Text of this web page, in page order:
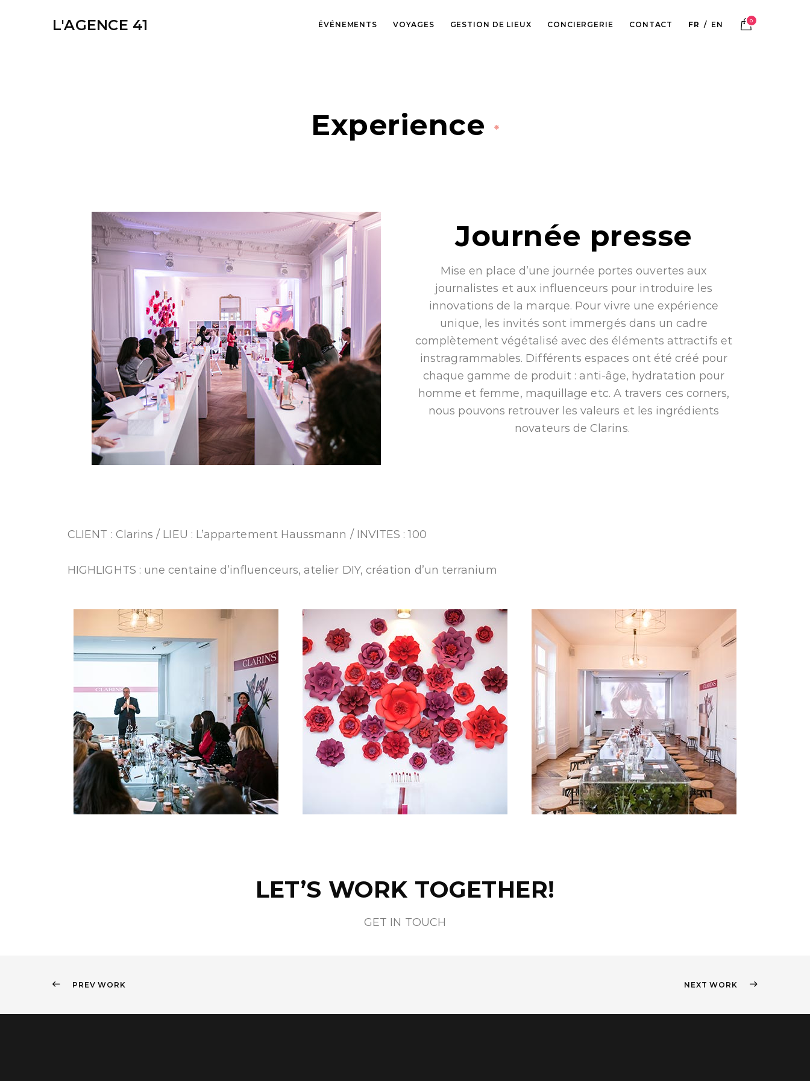
L'AGENCE 41 ÉVÉNEMENTS VOYAGES GESTION DE LIEUX CONCIERGERIE CONTACT FR EN 0
Experience
Journée presse
Mise en place d’une journée portes ouvertes aux
journalistes et aux influenceurs pour introduire les
innovations de la marque. Pour vivre une expérience
unique, les invités sont immergés dans un cadre
complètement végétalisé avec des éléments attractifs et
instragrammables. Différents espaces ont été créé pour
chaque gamme de produit : anti-âge, hydratation pour
homme et femme, maquillage etc. A travers ces corners,
nous pouvons retrouver les valeurs et les ingrédients
novateurs de Clarins.
CLIENT : Clarins / LIEU : L’appartement Haussmann / INVITES : 100
HIGHLIGHTS : une centaine d’influenceurs, atelier DIY, création d’un terranium
LET’S WORK TOGETHER!
GET IN TOUCH
PREV WORK NEXT WORK